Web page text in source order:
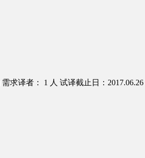
需求译者： 1 人 试译截止日：2017.06.26